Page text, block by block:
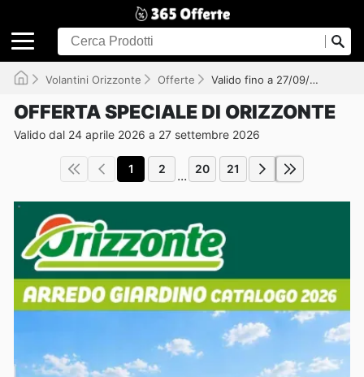
Volantini Orizzonte Offerte Valido fino a 27/09/2026
OFFERTA SPECIALE DI ORIZZONTE
Valido dal 24 aprile 2026 a 27 settembre 2026
1 2 ... 20 21